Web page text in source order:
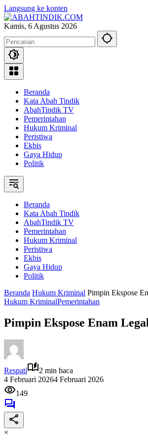
Langsung ke konten
Kamis, 6 Agustus 2026
Beranda
Kata Abah Tindik
AbahTindik TV
Pemerintahan
Hukum Kriminal
Peristiwa
Ekbis
Gaya Hidup
Politik
Beranda
Kata Abah Tindik
AbahTindik TV
Pemerintahan
Hukum Kriminal
Peristiwa
Ekbis
Gaya Hidup
Politik
Beranda Hukum Kriminal Pimpin Ekspose
Hukum KriminalPemerintahan
Pimpin Ekspose Enam
Respati
2 min baca
4 Februari 20264 Februari 2026
149
×